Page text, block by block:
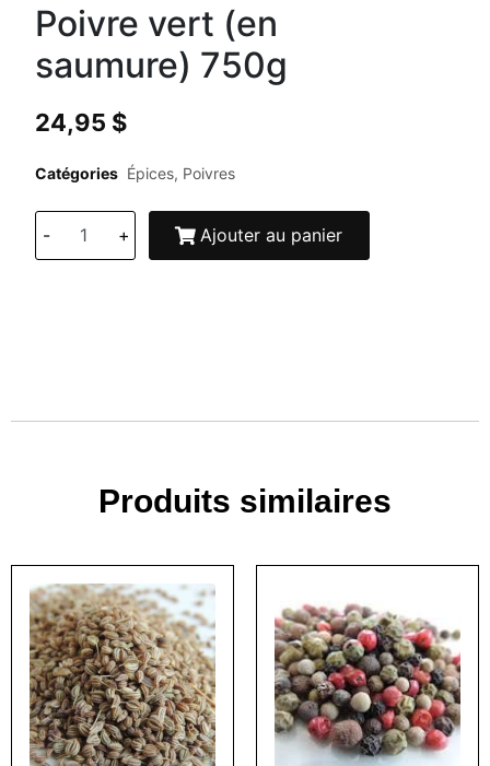
Poivre vert (en
saumure) 750g
24,95 $
Catégories Épices, Poivres
- + Ajouter au panier
Produits similaires